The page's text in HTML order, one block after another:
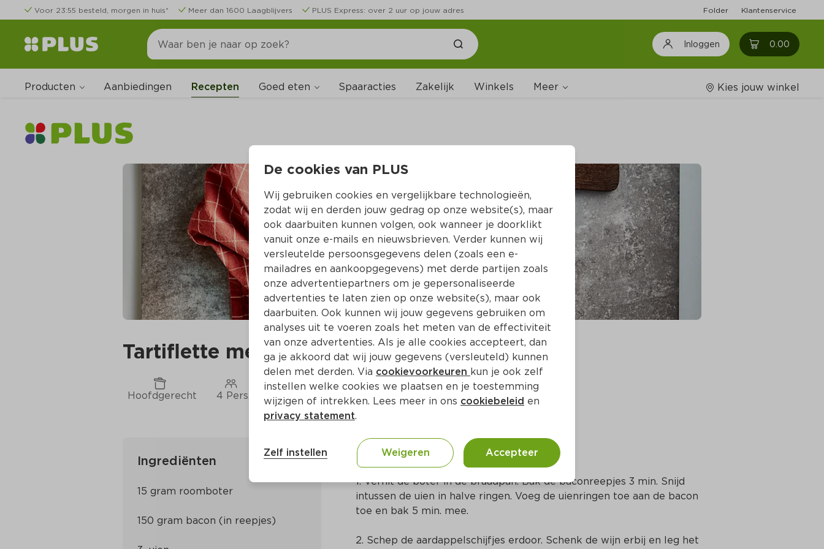
Voor 23:55 besteld, morgen in huis* Meer dan 1600 Laagblijvers PLUS Express: over 2 uur op jouw adres Folder Klantenservice
Inloggen 0.00 0
Producten Aanbiedingen Recepten Goed eten Spaaracties Zakelijk Winkels Meer
Wijnshop
Boodschappenlijstjes
Kies jouw winkel
Tartiflette met camembert
Hoofdgerecht 4 Pers. Ca. 35 Min Frans
Ingrediënten
Bereidingswijze
1. Verhit de boter in de braadpan. Bak de baconreepjes 3 min. Snijd
intussen de uien in halve ringen. Voeg de uienringen toe aan de bacon
toe en bak 5 min. mee.
2. Schep de aardappelschijfjes erdoor. Schenk de wijn erbij en leg het
De cookies van PLUS
Wij gebruiken cookies en vergelijkbare technologieën,
zodat wij en derden jouw gedrag op onze website(s), maar
ook daarbuiten kunnen volgen, ook wanneer je doorklikt
vanuit onze e-mails en nieuwsbrieven. Verder kunnen wij
versleutelde persoonsgegevens delen (zoals een e-
mailadres en aankoopgegevens) met derde partijen zoals
onze advertentiepartners om je gepersonaliseerde
advertenties te laten zien op onze website(s), maar ook
daarbuiten. Ook kunnen wij jouw gegevens gebruiken om
analyses uit te voeren zoals het meten van de effectiviteit
van onze advertenties. Als je alle cookies accepteert, dan
ga je akkoord dat wij jouw gegevens (versleuteld) kunnen
delen met derden. Via cookievoorkeuren kun je ook zelf
instellen welke cookies we plaatsen en je toestemming
wijzigen of intrekken. Lees meer in ons cookiebeleid en
privacy statement.
Zelf instellen Weigeren Accepteer